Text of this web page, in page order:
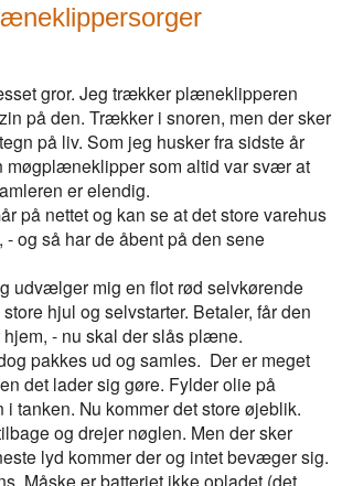
gror. Jeg trækker plæneklipperen
på den. Trækker i snoren, men der sker
på liv. Som jeg husker fra sidste år
møgplæneklipper som altid var svær at
er elendig.
på nettet og kan se at det store varehus
- og så har de åbent på den sene
udvælger mig en flot rød selvkørende
hjul og selvstarter. Betaler, får den
- nu skal der slås plæne.
pakkes ud og samles. Der er meget
det lader sig gøre. Fylder olie på
i tanken. Nu kommer det store øjeblik.
og drejer nøglen. Men der sker
lyd kommer der og intet bevæger sig.
Måske er batteriet ikke opladet (det